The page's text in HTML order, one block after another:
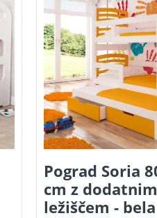
Pograd Soria
cm z dodatnim
ležiščem - bela